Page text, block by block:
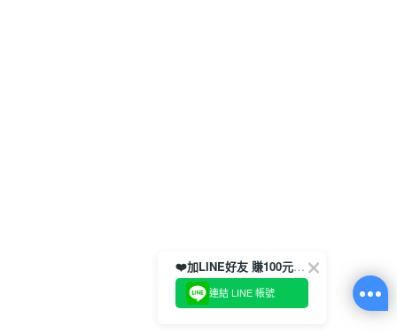
❤️加LINE好友 賺100元券！
連結 LINE 帳號